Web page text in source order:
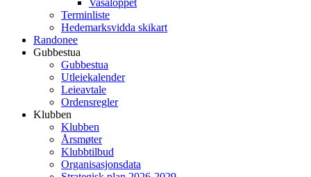
Vasaloppet
Terminliste
Hedemarksvidda skikart
Randonee
Gubbestua
Gubbestua
Utleiekalender
Leieavtale
Ordensregler
Klubben
Klubben
Årsmøter
Klubbtilbud
Organisasjonsdata